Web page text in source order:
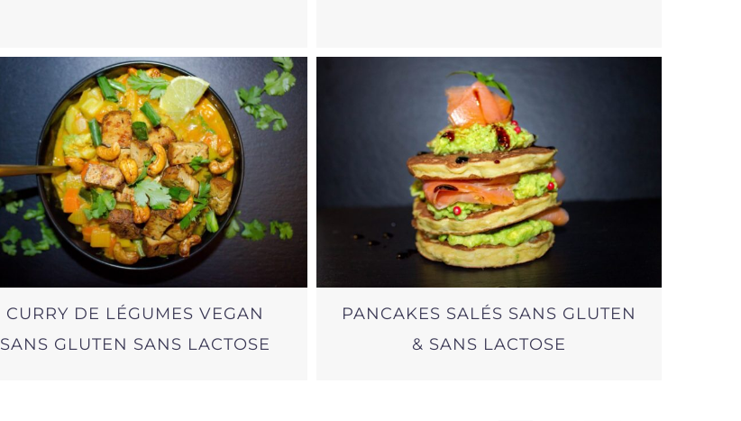
CURRY DE LÉGUMES VEGAN
SANS GLUTEN SANS LACTOSE
PANCAKES SALÉS SANS GLUTEN
& SANS LACTOSE